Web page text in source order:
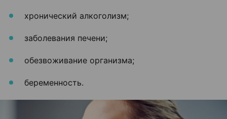
хронический алкоголизм;
заболевания печени;
обезвоживание организма;
беременность.